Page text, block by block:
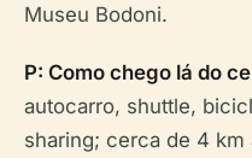
Museu Bodoni.
P: Como chego lá do
autocarro, shuttle,
sharing; cerca de 4